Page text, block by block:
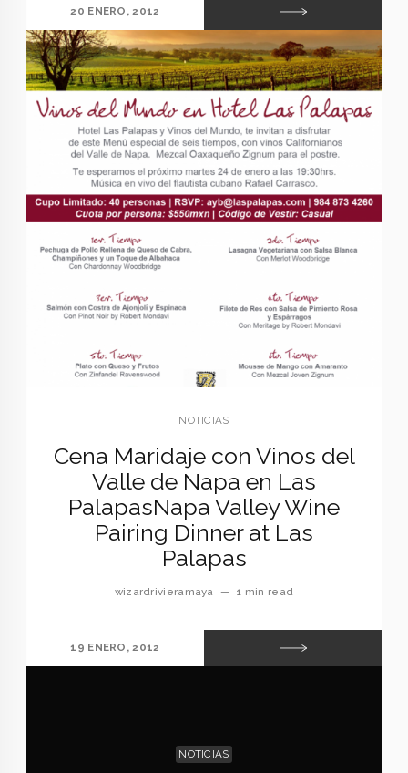
20 ENERO, 2012
NOTICIAS
Cena Maridaje con Vinos del
Valle de Napa en Las
PalapasNapa Valley Wine
Pairing Dinner at Las
Palapas
wizardrivieramaya — 1 min read
19 ENERO, 2012
NOTICIAS